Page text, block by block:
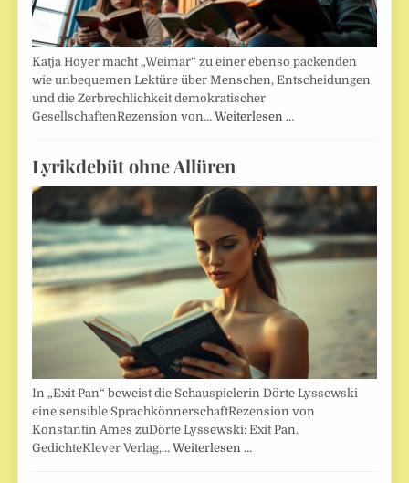
Katja Hoyer macht „Weimar“ zu einer ebenso packenden
wie unbequemen Lektüre über Menschen, Entscheidungen
und die Zerbrechlichkeit demokratischer
GesellschaftenRezension von…Weiterlesen …
Lyrikdebüt ohne Allüren
In „Exit Pan“ beweist die Schauspielerin Dörte Lyssewski
eine sensible SprachkönnerschaftRezension von
Konstantin Ames zuDörte Lyssewski: Exit Pan.
GedichteKlever Verlag,…Weiterlesen …